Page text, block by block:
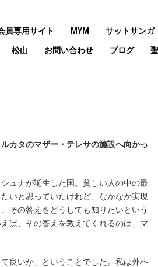
員専用サイト MYM サットサンガ
松山 お問い合わせ ブログ
カタのマザー・テレサの施設へ向かっ
ュナが誕生した国。貧しい人の中の最
いと思っていたけれど、なかなか実現
その答えをどうしても知りたいという
ば、その答えを教えてくれるのは、マ
良いか」ということでした。私は外科